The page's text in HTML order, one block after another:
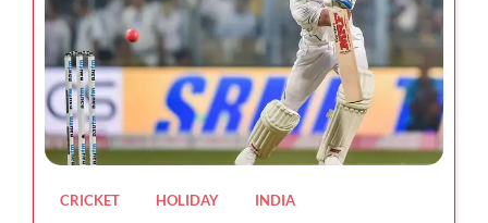
CRICKET HOLIDAY INDIA